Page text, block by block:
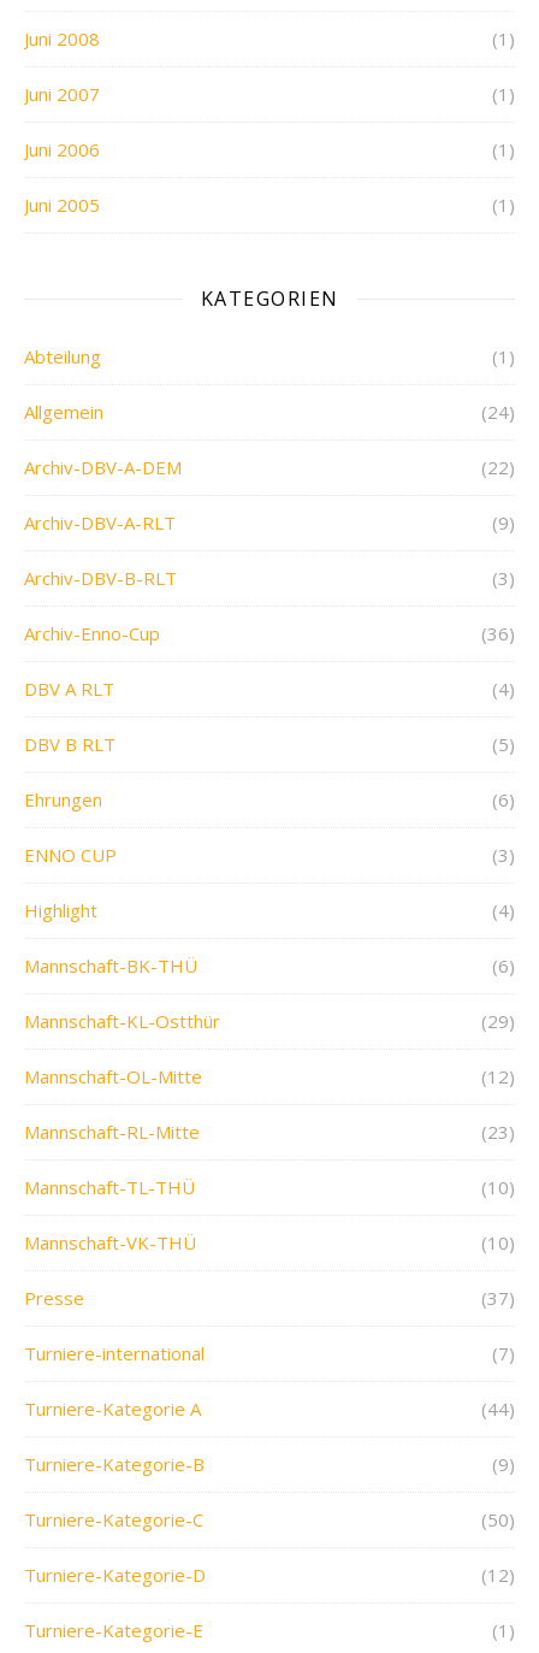
Juni 2008 (1)
Juni 2007 (1)
Juni 2006 (1)
Juni 2005 (1)
KATEGORIEN
Abteilung (1)
Allgemein (24)
Archiv-DBV-A-DEM (22)
Archiv-DBV-A-RLT (9)
Archiv-DBV-B-RLT (3)
Archiv-Enno-Cup (36)
DBV A RLT (4)
DBV B RLT (5)
Ehrungen (6)
ENNO CUP (3)
Highlight (4)
Mannschaft-BK-THÜ (6)
Mannschaft-KL-Ostthür (29)
Mannschaft-OL-Mitte (12)
Mannschaft-RL-Mitte (23)
Mannschaft-TL-THÜ (10)
Mannschaft-VK-THÜ (10)
Presse (37)
Turniere-international (7)
Turniere-Kategorie A (44)
Turniere-Kategorie-B (9)
Turniere-Kategorie-C (50)
Turniere-Kategorie-D (12)
Turniere-Kategorie-E (1)